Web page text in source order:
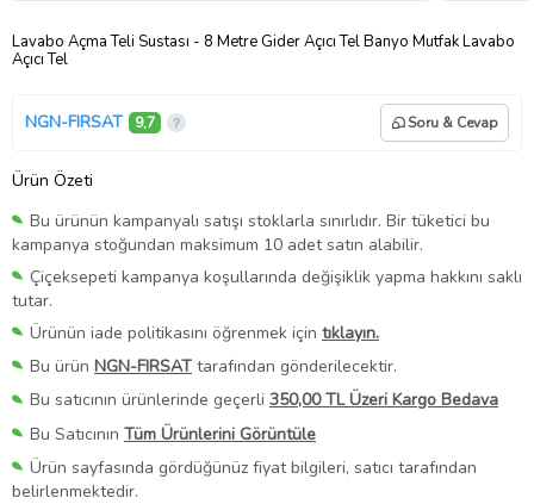
Lavabo Açma Teli Sustası - 8 Metre Gider Açıcı Tel Banyo Mutfak Lavabo
Açıcı Tel
NGN-FIRSAT 9,7 Soru & Cevap
Ürün Özeti
Bu ürünün kampanyalı satışı stoklarla sınırlıdır. Bir tüketici bu
kampanya stoğundan maksimum 10 adet satın alabilir.
Çiçeksepeti kampanya koşullarında değişiklik yapma hakkını saklı
tutar.
Ürünün iade politikasını öğrenmek için tıklayın.
Bu ürün NGN-FIRSAT tarafından gönderilecektir.
Bu satıcının ürünlerinde geçerli 350,00 TL Üzeri Kargo Bedava
Bu Satıcının Tüm Ürünlerini Görüntüle
Ürün sayfasında gördüğünüz fiyat bilgileri, satıcı tarafından
belirlenmektedir.